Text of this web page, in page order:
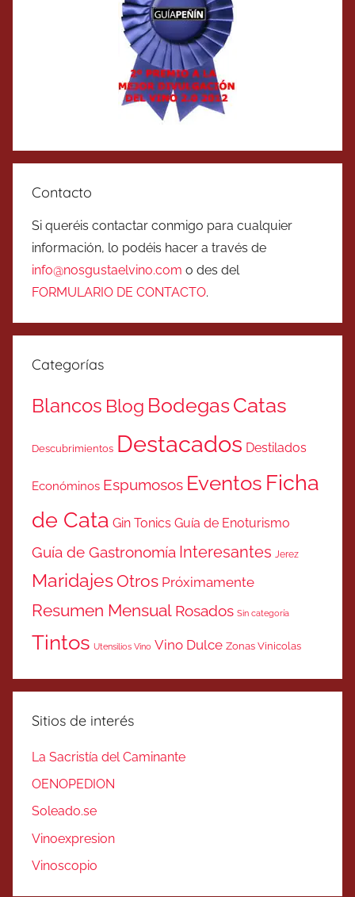
Contacto
Si queréis contactar conmigo para cualquier
información, lo podéis hacer a través de
info@nosgustaelvino.com o des del
FORMULARIO DE CONTACTO.
Categorías
Blancos Blog BodegasCatas
Descubrimientos Destacados Destilados
Económinos Espumosos Eventos Ficha
de Cata Gin Tonics Guía de Enoturismo
Guía de Gastronomía Interesantes Jerez
MaridajesOtros Próximamente
Resumen Mensual Rosados Sin categoría
Tintos Utensilios Vino Vino Dulce Zonas Vinicolas
Sitios de interés
La Sacristía del Caminante
OENOPEDION
Soleado.se
Vinoexpresion
Vinoscopio